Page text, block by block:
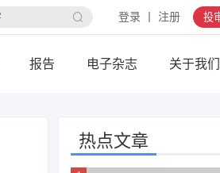
登录 丨 注册 投
报告 电子杂志 关于我们
热点文章